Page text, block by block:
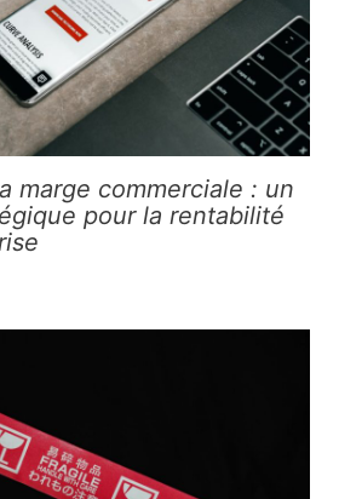
marge commerciale : un
pour la rentabilité